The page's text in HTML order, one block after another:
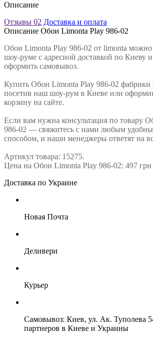
Описание
Отзывы 02 Доставка и оплата
Описание Обои Limonta Play 986-02
Обои Limonta Play 986-02 от limonta можно
шоу-руме с адресной доставкой по Киеву
оформить самовывоз.
Купить Обои Limonta Play 986-02
посетив наш шоу-рум в Киеве или оформив
корзину на сайте.
Если вам нужна консультация по товару
986-02 — свяжитесь с нами любым
способом, и наши менеджеры ответят на
Артикул товара: 15275.
Цена на Обои Limonta Play 986-02: 497 грн
Доставка по Украине
Новая Почта
Деливери
Курьер
Самовывоз: Киев, ул. Ак. Туполева
партнеров в Киеве и Украины